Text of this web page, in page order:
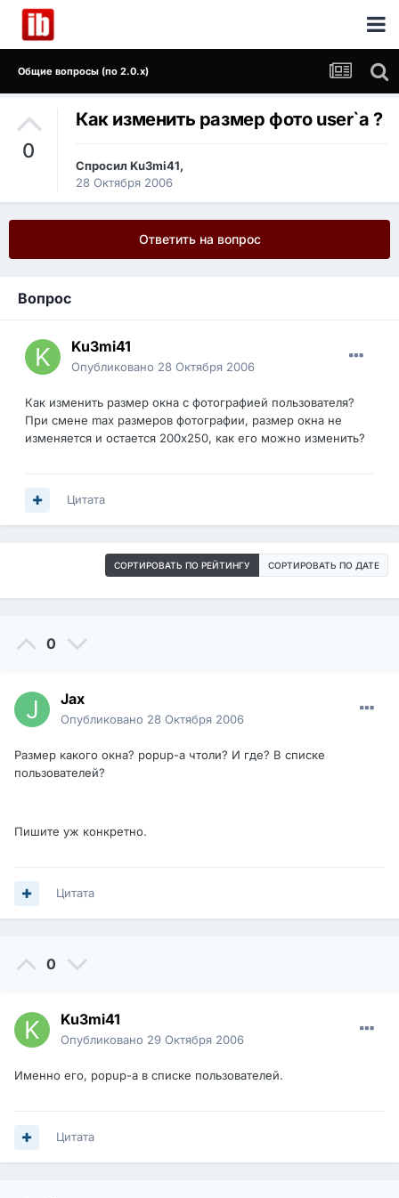
Общие вопросы (по 2.0.x)
0
Как изменить размер фото user`а ?
Спросил Ku3mi41,
28 Октября 2006
Ответить на вопрос
Вопрос
Ku3mi41
Опубликовано 28 Октября 2006
Как изменить размер окна с фотографией пользователя?
При смене max размеров фотографии, размер окна не
изменяется и остается 200х250, как его можно изменить?
Цитата
СОРТИРОВАТЬ ПО РЕЙТИНГУ СОРТИРОВАТЬ ПО ДАТЕ
0
Jax
Опубликовано 28 Октября 2006
Размер какого окна? popup-а чтоли? И где? В списке
пользователей?
Пишите уж конкретно.
Цитата
0
Ku3mi41
Опубликовано 29 Октября 2006
Именно его, popup-a в списке пользователей.
Цитата